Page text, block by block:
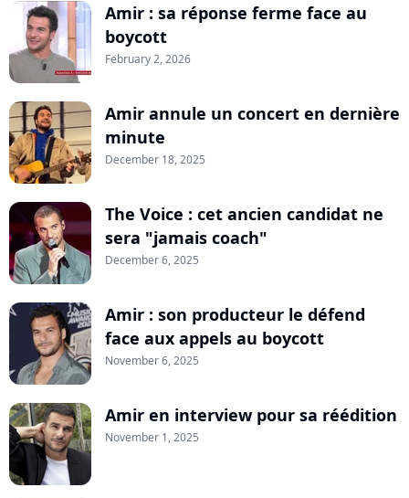
Amir : sa réponse ferme face au
boycott
February 2, 2026
Amir annule un concert en dernière
minute
December 18, 2025
The Voice : cet ancien candidat ne
sera "jamais coach"
December 6, 2025
Amir : son producteur le défend
face aux appels au boycott
November 6, 2025
Amir en interview pour sa réédition
November 1, 2025